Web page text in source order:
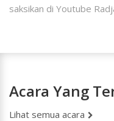
saksikan di Youtube
Acara Yang
Lihat semua acara